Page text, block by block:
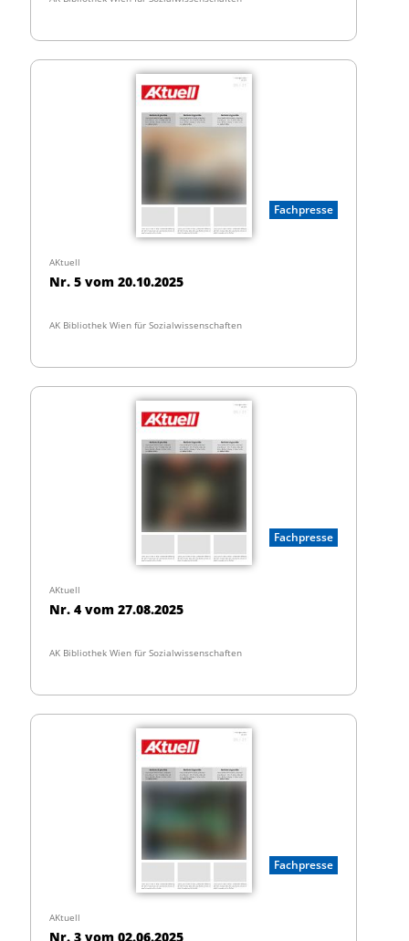
Fachpresse
AKtuell
Nr. 5 vom 20.10.2025
AK Bibliothek Wien für Sozialwissenschaften
Fachpresse
AKtuell
Nr. 4 vom 27.08.2025
AK Bibliothek Wien für Sozialwissenschaften
Fachpresse
AKtuell
Nr. 3 vom 02.06.2025